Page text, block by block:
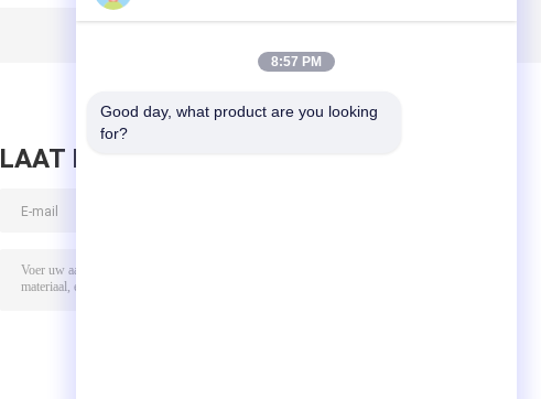
LAAT BERICHT ACHTER
8:57 PM
Good day, what product are you looking
for?